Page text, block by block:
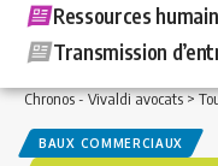
Ressources
Transmission
Chronos - Vivaldi avocats>
BAUX COMMERCIAUX